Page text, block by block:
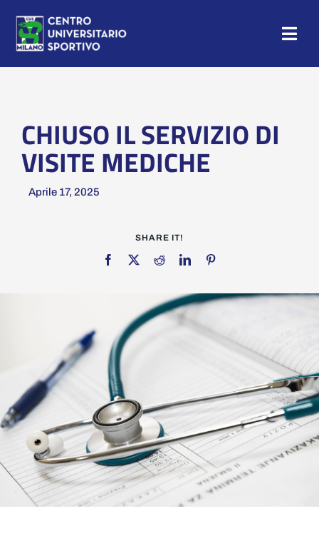
contenuto
HOME
CAMP
TESSERAMENTO
SEZIONI
COMPETIZIONI
ATTIVITÀ
CHIUSO IL SERVIZIO DI
VISITE MEDICHE
Aprile 17, 2025
SHARE IT!